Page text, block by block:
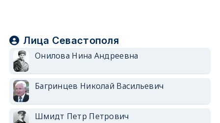
Лица Севастополя
Онилова Нина Андреевна
Багринцев Николай Васильевич
Шмидт Петр Петрович